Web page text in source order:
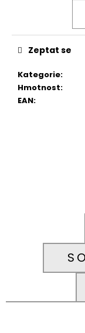
Kategorie:
Hmotnost:
EAN:
Zeptat se